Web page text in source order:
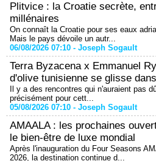
Plitvice : la Croatie secrète,
millénaires
On connaît la Croatie pour ses eaux
Mais le pays dévoile un autr...
06/08/2026 07:10 - Joseph Sogault
Terra Byzacena x Emmanuel
d'olive tunisienne se glisse
Il y a des rencontres qui n'auraient pas
précisément pour cett...
05/08/2026 07:10 - Joseph Sogault
AMAALA : les prochaines
le bien-être de luxe mondial
Après l'inauguration du Four Seasons
2026, la destination continue d...